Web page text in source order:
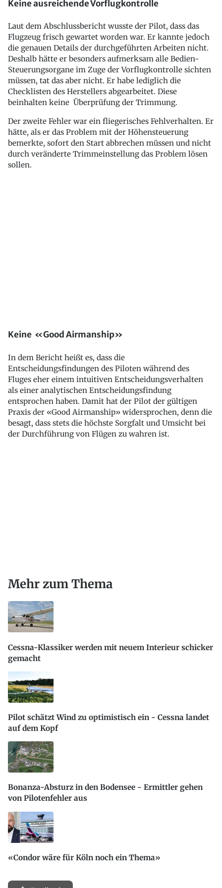
Keine ausreichende Vorflugkontrolle
Laut dem Abschlussbericht wusste der Pilot, dass das
Flugzeug frisch gewartet worden war. Er kannte jedoch
die genauen Details der durchgeführten Arbeiten nicht.
Deshalb hätte er besonders aufmerksam alle Bedien-
Steuerungsorgane im Zuge der Vorflugkontrolle sichten
müssen, tat das aber nicht. Er habe lediglich die
Checklisten des Herstellers abgearbeitet. Diese
beinhalten keine Überprüfung der Trimmung.
Der zweite Fehler war ein fliegerisches Fehlverhalten. Er
hätte, als er das Problem mit der Höhensteuerung
bemerkte, sofort den Start abbrechen müssen und nicht
durch veränderte Trimmeinstellung das Problem lösen
sollen.
Keine «Good Airmanship»
In dem Bericht heißt es, dass die
Entscheidungsfindungen des Piloten während des
Fluges eher einem intuitiven Entscheidungsverhalten
als einer analytischen Entscheidungsfindung
entsprochen haben. Damit hat der Pilot der gültigen
Praxis der «Good Airmanship» widersprochen, denn die
besagt, dass stets die höchste Sorgfalt und Umsicht bei
der Durchführung von Flügen zu wahren ist.
Mehr zum Thema
Cessna-Klassiker werden mit neuem Interieur schicker
gemacht
Pilot schätzt Wind zu optimistisch ein - Cessna landet
auf dem Kopf
Bonanza-Absturz in den Bodensee - Ermittler gehen
von Pilotenfehler aus
«Condor wäre für Köln noch ein Thema»